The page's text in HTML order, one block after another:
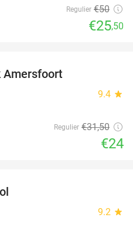
Regulier €50
€25,50
Amersfoort
9.4 star
Regulier €31,50
€24
9.2 star